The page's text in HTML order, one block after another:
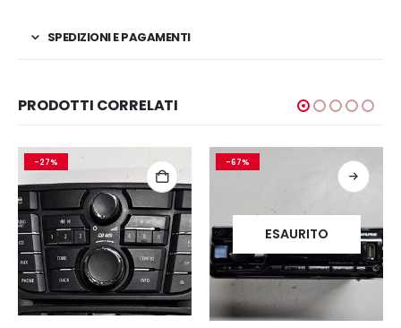
SPEDIZIONI E PAGAMENTI
PRODOTTI CORRELATI
-27% -67%
ESAURITO